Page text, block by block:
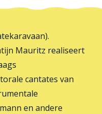
Mauritz realiseert
cantates van
en andere